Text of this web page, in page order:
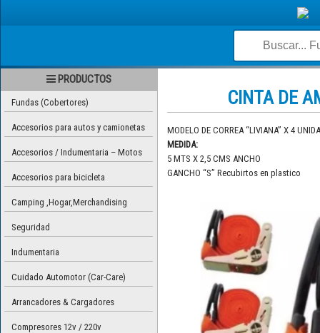
PRODUCTOS
Fundas (Cobertores)
Accesorios para autos y camionetas
Accesorios / Indumentaria – Motos
Accesorios para bicicleta
Camping ,Hogar,Merchandising
Seguridad
Indumentaria
Cuidado Automotor (Car-Care)
Arrancadores & Cargadores
Compresores 12v / 220v
CINTA DE
MODELO DE CORREA “LIVIANA” X 4
MEDIDA:
5 MTS X 2,5 CMS ANCHO
GANCHO “S” Recubirtos en plastico